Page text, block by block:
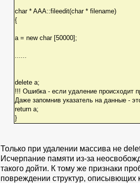
char * AAA::fileedit(char * filename)
{
a = new char [50000];
delete a;
!!! Ошибка - если удаление происходит
Даже запомнив указатель на данные -
return a;
}
Только при удалении массива не
Исчерпание памяти из-за
такого дойти. К тому же признаки
повреждении структур, описывющих